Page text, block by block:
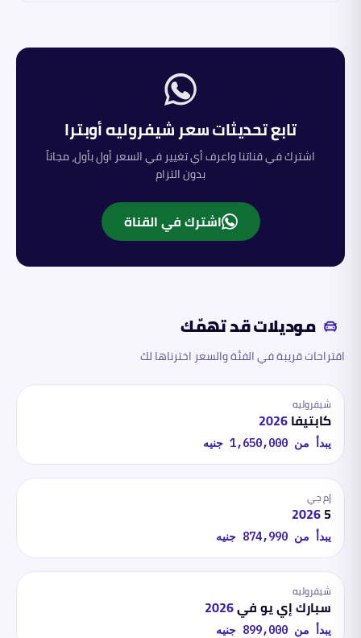
تابع تحديثات سعرشيفروليهأوبترا
اشترك في قناتنا واعرف أي تغيير في السعر أول بأول، مجاناً
بدون التزام
اشترك في القناة
موديلات قد تهمّك
اقتراحات قريبة في الفئة والسعر اخترناها لك
شيفروليه
كابتيفا2026
يبدأ من 1,650,000 جنيه
إم جي
5
2026
يبدأ من 874,990 جنيه
شيفروليه
سبارك إي يو في2026
يبدأ من 899,000 جنيه